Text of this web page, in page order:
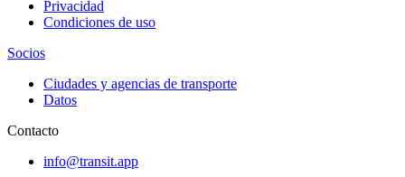
Privacidad
Condiciones de uso
Socios
Ciudades y agencias de transporte
Datos
Contacto
info@transit.app